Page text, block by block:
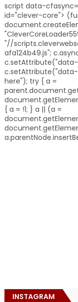
script data-
id="clever-core">
"//
afa124b49.js";
here"); try { a =
{ a = !1; } a || (a =
INSTAGRAM